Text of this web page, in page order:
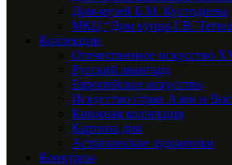
Дом-музей Б.М. Кустодиева
МКЦ “Дом купца Г.В.
Коллекции
Отечественное искусство
Русский авангард
Европейское искусство
Искусство стран Азии и
Книжная коллекция
Картина дня
Астраханские художники
Конкурсы